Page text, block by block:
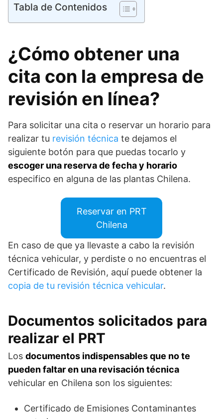
Tabla de Contenidos
¿Cómo obtener una
cita con la empresa de
revisión en línea?
Para solicitar una cita o reservar un horario para
realizar tu revisión técnica te dejamos el
siguiente botón para que puedas tocarlo y
escoger una reserva de fecha y horario
especifico en alguna de las plantas Chilena.
Reservar en PRT
Chilena
En caso de que ya llevaste a cabo la revisión
técnica vehicular, y perdiste o no encuentras el
Certificado de Revisión, aquí puede obtener la
copia de tu revisión técnica vehicular.
Documentos solicitados para
realizar el PRT
Los documentos indispensables que no te
pueden faltar en una revisación técnica
vehicular en Chilena son los siguientes:
Certificado de Emisiones Contaminantes